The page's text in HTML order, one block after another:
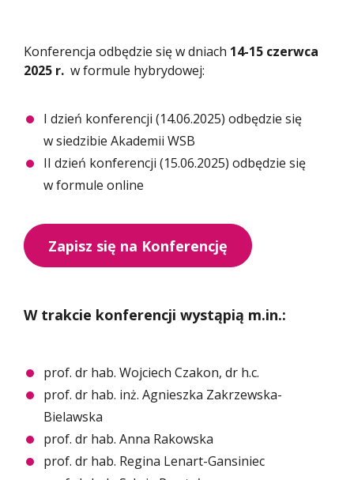
Konferencja odbędzie się w dniach 14-15 czerwca
2025 r. w formule hybrydowej:
I dzień konferencji (14.06.2025) odbędzie się
w siedzibie Akademii WSB
II dzień konferencji (15.06.2025) odbędzie się
w formule online
Zapisz się na Konferencję
W trakcie konferencji wystąpią m.in.:
prof. dr hab. Wojciech Czakon, dr h.c.
prof. dr hab. inż. Agnieszka Zakrzewska-
Bielawska
prof. dr hab. Anna Rakowska
prof. dr hab. Regina Lenart-Gansiniec